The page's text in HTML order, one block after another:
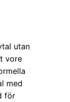
utan
vore
med
för